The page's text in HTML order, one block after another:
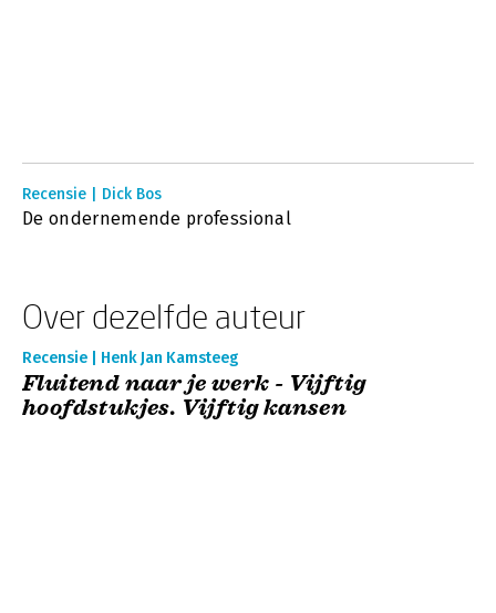
Recensie | Dick Bos
De ondernemende professional
Over dezelfde auteur
Recensie | Henk Jan Kamsteeg
Fluitend naar je werk - Vijftig
hoofdstukjes. Vijftig kansen